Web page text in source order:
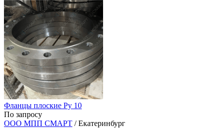
Фланцы плоские Ру 10
По запросу
ООО МПП СМАРТ / Екатеринбург